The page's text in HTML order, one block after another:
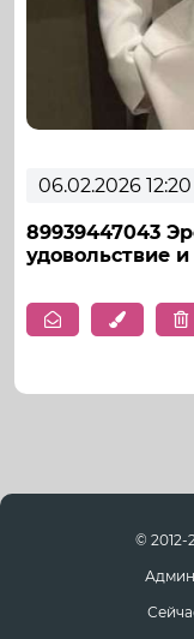
06.02.2026 12:20
89939447043
удовольствие
© 2012-